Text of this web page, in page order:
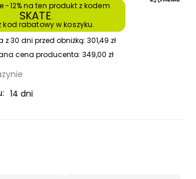
-12% na ten produkt z kodem
SKATE.
kod rabatowy w koszyku.
z 30 dni przed obniżką: 301,49 zł
cena producenta: 349,00 zł
14 dni